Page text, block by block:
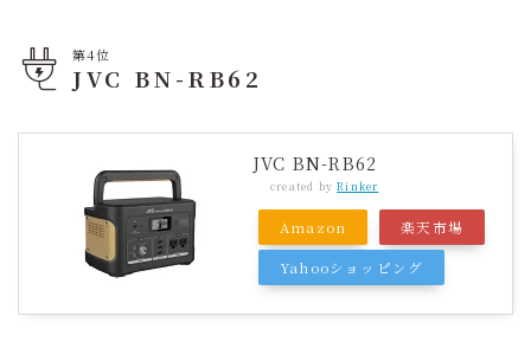
第4位
JVC BN-RB62
JVC BN-RB62
created byRinker
Amazon 楽天市場
Yahooショッピング